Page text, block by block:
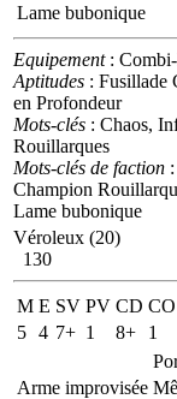
Lame bubonique
Equipement: Combi-
Aptitudes : Fusillade
en Profondeur
Mots-clés : Chaos,
Rouillarques
Mots-clés de faction
Champion
Lame bubonique
Véroleux (20)
130
M E SV PV CD CO
5 4 7+ 1 8+
1
Arme improvisée